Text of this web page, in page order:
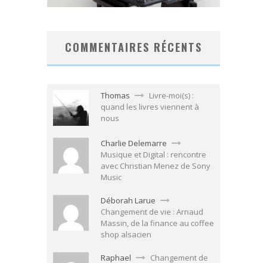
COMMENTAIRES RÉCENTS
Thomas
Livre-moi(s) :
quand les livres viennent à
nous
Charlie Delemarre
Musique et Digital : rencontre
avec Christian Menez de Sony
Music
Déborah Larue
Changement de vie : Arnaud
Massin, de la finance au coffee
shop alsacien
Raphael
Changement de